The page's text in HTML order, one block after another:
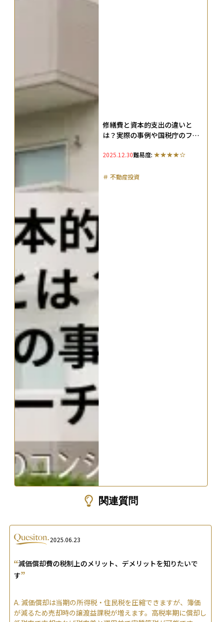
修繕費と資本的支出の違いと
は？実際の事例や国税庁のフロ
2025.12.30難易度:
＃ 不動産投資
関連質問
2025.06.23
“減価償却費の税制上のメリット、デメリットを知りたいで
す”
A. 減価償却は当期の所得税・住民税を圧縮できますが、簿価
が減るため売却時の譲渡益課税が増えます。高税率期に償却し